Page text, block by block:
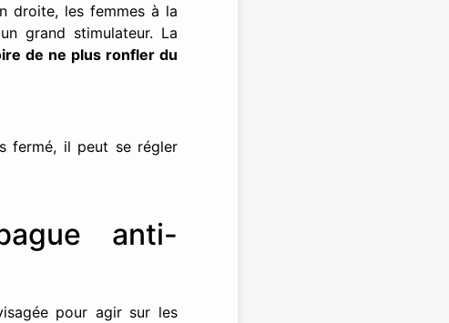
droite, les femmes à la
grand stimulateur. La
de ne plus ronfler du
fermé, il peut se régler
anti-
pour agir sur les